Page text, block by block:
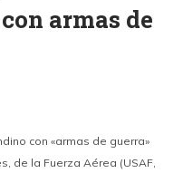
armas de
con «armas de guerra»
de la Fuerza Aérea (USAF,